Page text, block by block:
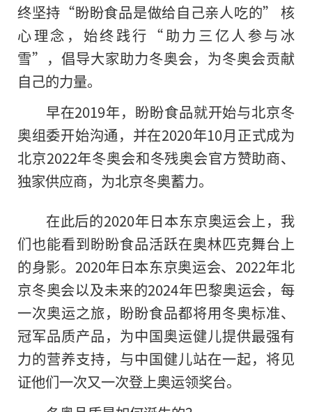
终坚持“盼盼食品是做给自己亲人吃的” 核
心理念，始终践行“助力三亿人参与冰
雪”，倡导大家助力冬奥会，为冬奥会贡献
自己的力量。
早在2019年，盼盼食品就开始与北京冬
奥组委开始沟通，并在2020年10月正式成为
北京2022年冬奥会和冬残奥会官方赞助商、
独家供应商，为北京冬奥蓄力。
在此后的2020年日本东京奥运会上，我
们也能看到盼盼食品活跃在奥林匹克舞台上
的身影。2020年日本东京奥运会、2022年北
京冬奥会以及未来的2024年巴黎奥运会，每
一次奥运之旅，盼盼食品都将用冬奥标准、
冠军品质产品，为中国奥运健儿提供最强有
力的营养支持，与中国健儿站在一起，将见
证他们一次又一次登上奥运领奖台。